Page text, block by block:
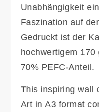
Unabhängigkeit
Faszination auf
Gedruckt ist der
hochwertigem
70% PEFC-Anteil.
This inspiring wall
Art in A3 format